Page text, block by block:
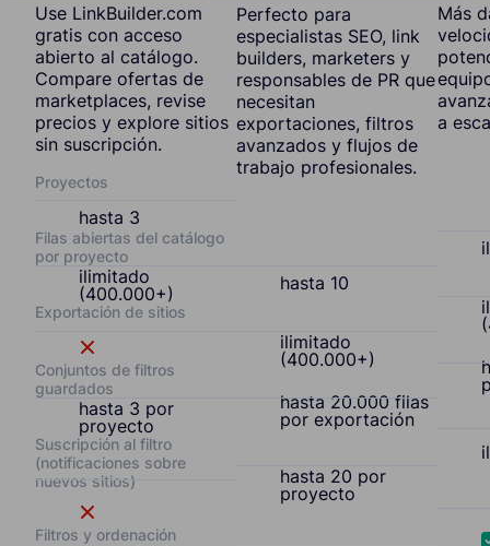
Use LinkBuilder.com
gratis con acceso
abierto al catálogo.
Compare ofertas de
marketplaces, revise
precios y explore sitios
sin suscripción.
Proyectos
hasta 3
Filas abiertas del catálogo
por proyecto
ilimitado
(400.000+)
Exportación de sitios
Conjuntos de filtros
guardados
hasta 3 por
proyecto
Suscripción al filtro
(notificaciones sobre
nuevos sitios)
Filtros y ordenación
Perfecto para
especialistas SEO, link
builders, marketers y
responsables de PR que
necesitan
exportaciones, filtros
avanzados y flujos de
trabajo profesionales.
hasta 10
ilimitado
(400.000+)
hasta 20.000 filas
por exportación
hasta 20 por
proyecto
Más
a